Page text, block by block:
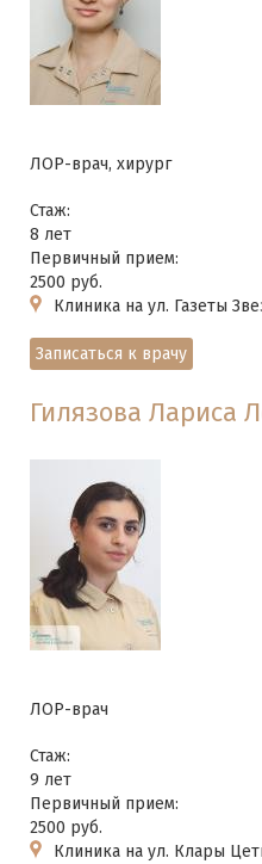
ЛОР-врач, хирург
Стаж:
8 лет
Первичный прием:
2500 руб.
Клиника на ул. Газеты
Записаться к врачу
Гилязова Лариса
ЛОР-врач
Стаж:
9 лет
Первичный прием:
2500 руб.
Клиника на ул. Клары